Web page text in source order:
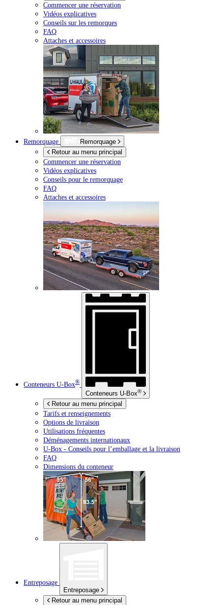
Commencer une réservation
Vidéos explicatives
Conseils sur les remorques
FAQ
Attaches et accessoires
Remorquage
Remorquage
Retour au menu principal
Commencer une réservation
Vidéos explicatives
Conseils pour le remorquage
FAQ
Attaches et accessoires
Conteneurs U-Box®
Conteneurs U-Box®
Retour au menu principal
Tarifs et renseignements
Options de livraison
Utilisations fréquentes
Déménagements internationaux
U-Box - Conseils pour l’emballage et la livraison
FAQ
Dimensions du conteneur
Entreposage
Entreposage
Retour au menu principal